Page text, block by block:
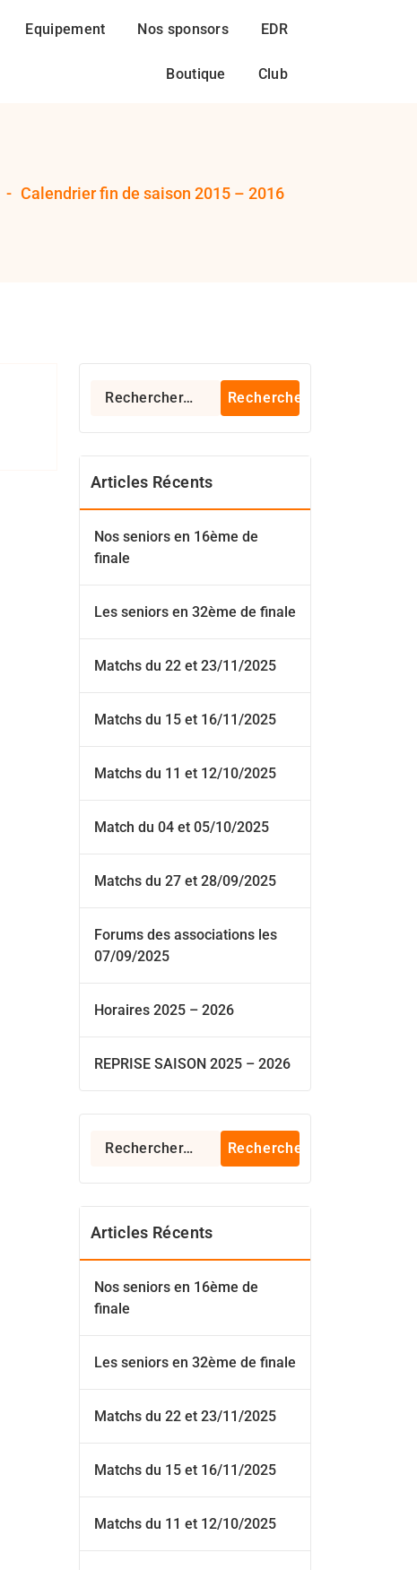
Equipement Nos sponsors EDR
Boutique Club
- Calendrier fin de saison 2015 – 2016
Rechercher :
Articles Récents
Nos seniors en 16ème de
finale
Les seniors en 32ème de finale
Matchs du 22 et 23/11/2025
Matchs du 15 et 16/11/2025
Matchs du 11 et 12/10/2025
Match du 04 et 05/10/2025
Matchs du 27 et 28/09/2025
Forums des associations les
07/09/2025
Horaires 2025 – 2026
REPRISE SAISON 2025 – 2026
Rechercher :
Articles Récents
Nos seniors en 16ème de
finale
Les seniors en 32ème de finale
Matchs du 22 et 23/11/2025
Matchs du 15 et 16/11/2025
Matchs du 11 et 12/10/2025